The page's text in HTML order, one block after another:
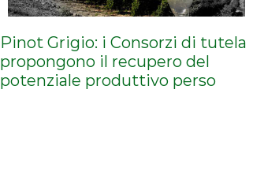
Pinot Grigio: i Consorzi di tutela
propongono il recupero del
potenziale produttivo perso